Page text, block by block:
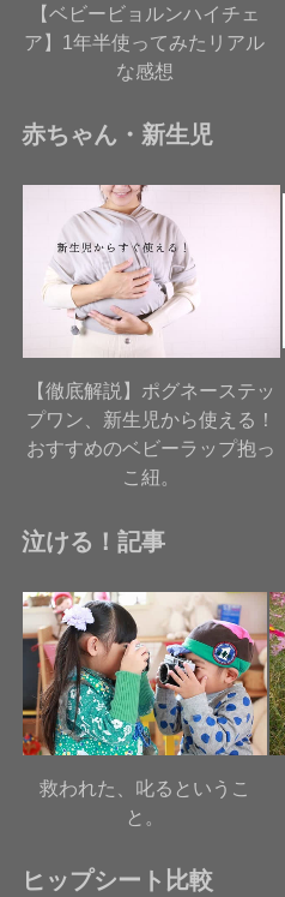
【ベビービョルンハイチェ
ア】1年半使ってみたリアル
な感想
赤ちゃん・新生児
【徹底解説】ポグネーステッ
プワン、新生児から使える！
おすすめのベビーラップ抱っ
こ紐。
泣ける！記事
救われた、叱るというこ
と。
ヒップシート比較